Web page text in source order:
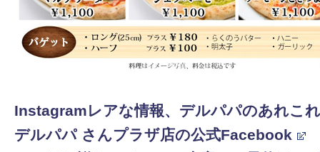
Instagramレアな情報、デルパパのあれこ
デルパパ さんプラザ店の公式Facebook